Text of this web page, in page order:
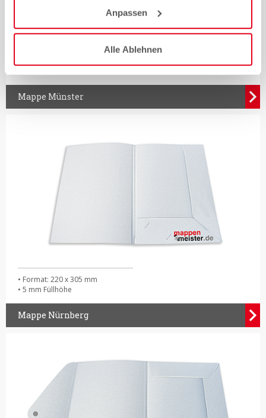
Anpassen
Alle Ablehnen
Mappe Münster
• Format: 220 x 305 mm
• 5 mm Füllhöhe
Mappe Nürnberg